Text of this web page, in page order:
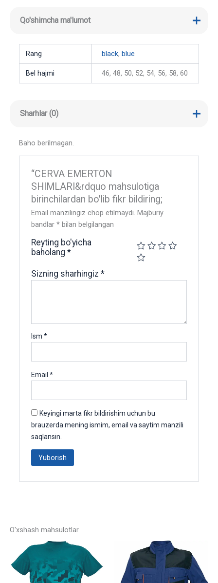
Qo'shimcha ma'lumot
Rang black, blue
Bel hajmi 46, 48, 50, 52, 54, 56, 58, 60
Sharhlar (0)
Baho berilmagan.
“CERVA EMERTON
SHIMLARI&rdquo mahsulotiga
birinchilardan bo'lib fikr bildiring;
Email manzilingiz chop etilmaydi. Majburiy
bandlar* bilan belgilangan
Reyting bo'yicha
baholang*
Sizning sharhingiz*
Ism*
Email*
Keyingi marta fikr bildirishim uchun bu
brauzerda mening ismim, email va saytim manzili
saqlansin.
O'xshash mahsulotlar